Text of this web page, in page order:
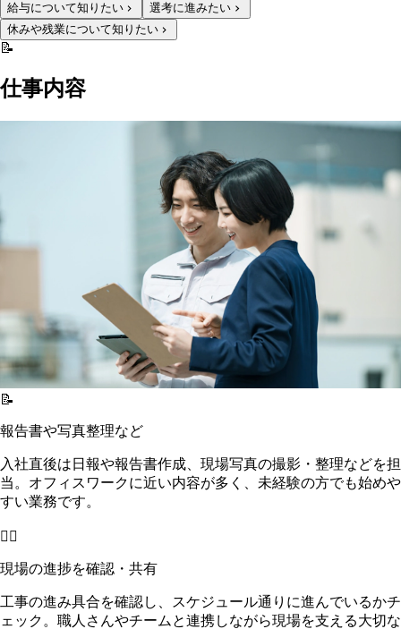
給与について知りたい
選考に進みたい
休みや残業について知りたい
📝
仕事内容
📝
報告書や写真整理など
入社直後は日報や報告書作成、現場写真の撮影・整理などを担
当。オフィスワークに近い内容が多く、未経験の方でも始めや
すい業務です。
👷‍♂️
現場の進捗を確認・共有
工事の進み具合を確認し、スケジュール通りに進んでいるかチ
ェック。職人さんやチームと連携しながら現場を支える大切な